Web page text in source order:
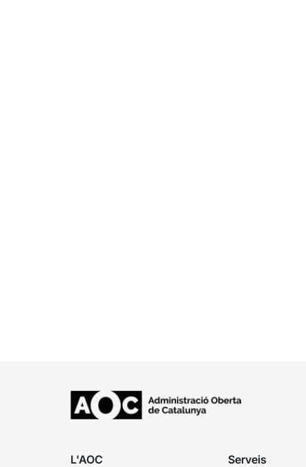
L'AOC Serveis